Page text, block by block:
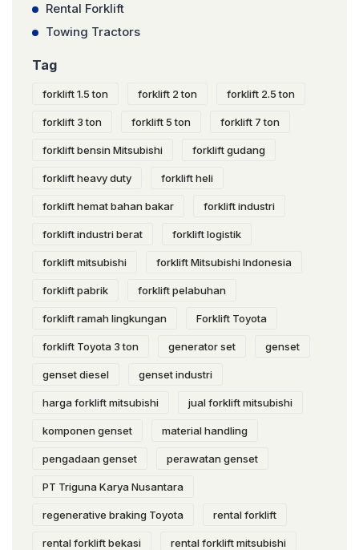
Rental Forklift
Towing Tractors
Tag
forklift 1.5 ton forklift 2 ton forklift 2.5 ton
forklift 3 ton forklift 5 ton forklift 7 ton
forklift bensin Mitsubishi forklift gudang
forklift heavy duty forklift heli
forklift hemat bahan bakar forklift industri
forklift industri berat forklift logistik
forklift mitsubishi forklift Mitsubishi Indonesia
forklift pabrik forklift pelabuhan
forklift ramah lingkungan Forklift Toyota
forklift Toyota 3 ton generator set genset
genset diesel genset industri
harga forklift mitsubishi jual forklift mitsubishi
komponen genset material handling
pengadaan genset perawatan genset
PT Triguna Karya Nusantara
regenerative braking Toyota rental forklift
rental forklift bekasi rental forklift mitsubishi